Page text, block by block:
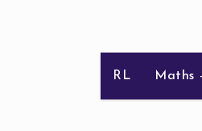
RL Maths